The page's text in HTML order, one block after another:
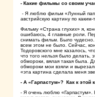
- Какие фильмы со своим
- Я люблю фильм «Лунный
австрийскую картину по
Фильму «Страна глухих» я,
ошибаюсь, 4 главные роли.
снимать фильм. Было чудесно.
всем этом не было. Сейчас,
Тодоровского мне казалось,
что того нельзя было делать,
обмороки, вялая такая была.
обмороки мои взяли и
«эта картина сделала меня
- А «Гарпастум»? Как к этой
- Я очень люблю «Гарпастум».